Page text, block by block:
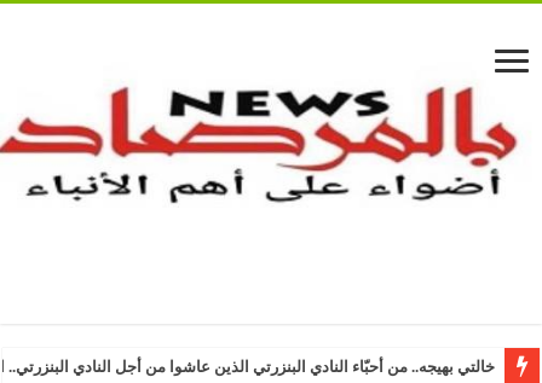
خالتي بهيجه.. من أحبّاء النادي البنزرتي الذين عاشوا من أجل النادي البنزرتي..